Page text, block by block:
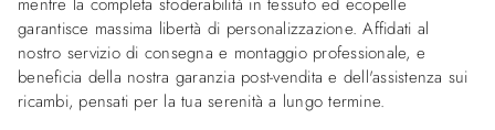
garantisce massima libertà di personalizzazione. Affidati al
nostro servizio di consegna e montaggio professionale, e
beneficia della nostra garanzia post-vendita e dell'assistenza sui
ricambi, pensati per la tua serenità a lungo termine.